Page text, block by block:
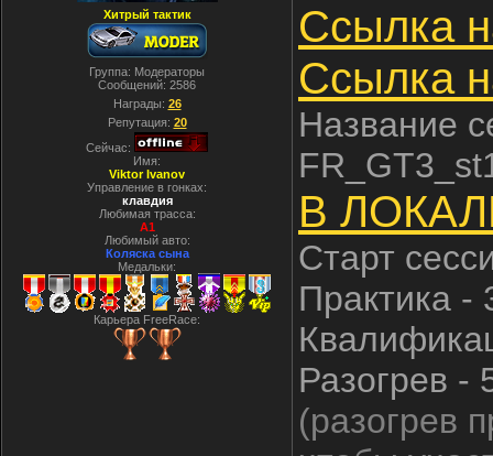
Хитрый тактик
Группа: Модераторы
Сообщений: 2586
Награды: 26
Репутация: 20
Сейчас:
Имя:
Viktor Ivanov
Управление в гонках:
клавдия
Любимая трасса:
A1
Любимый авто:
Коляска сына
Медальки:
Карьера FreeRace:
Ссылка
Ссылка
Название
В
Старт
Практика -
Разогрев -
(разогрев